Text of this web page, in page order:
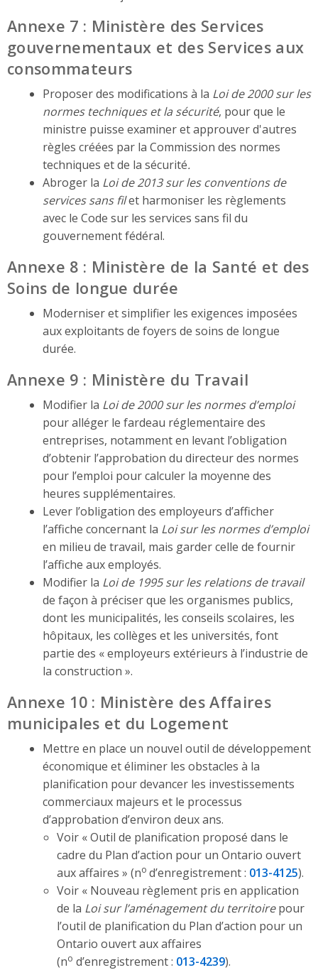
Annexe 7 : Ministère des Services
gouvernementaux et des Services aux
consommateurs
Proposer des modifications à la Loi de 2000 sur les
normes techniques et la sécurité, pour que le
ministre puisse examiner et approuver d'autres
règles créées par la Commission des normes
techniques et de la sécurité.
Abroger la Loi de 2013 sur les conventions de
services sans filet harmoniser les règlements
avec le Code sur les services sans fil du
gouvernement fédéral.
Annexe 8 : Ministère de la Santé et des
Soins de longue durée
Moderniser et simplifier les exigences imposées
aux exploitants de foyers de soins de longue
durée.
Annexe 9 : Ministère du Travail
Modifier la Loi de 2000 sur les normes d’emploi
pour alléger le fardeau réglementaire des
entreprises, notamment en levant l’obligation
d’obtenir l’approbation du directeur des normes
pour l’emploi pour calculer la moyenne des
heures supplémentaires.
Lever l’obligation des employeurs d’afficher
l’affiche concernant la Loi sur les normes d’emploi
en milieu de travail, mais garder celle de fournir
l’affiche aux employés.
Modifier la Loi de 1995 sur les relations de travail
de façon à préciser que les organismes publics,
dont les municipalités, les conseils scolaires, les
hôpitaux, les collèges et les universités, font
partie des « employeurs extérieurs à l’industrie de
la construction ».
Annexe 10 : Ministère des Affaires
municipales et du Logement
Mettre en place un nouvel outil de développement
économique et éliminer les obstacles à la
planification pour devancer les investissements
commerciaux majeurs et le processus
d’approbation d’environ deux ans.
Voir « Outil de planification proposé dans le
cadre du Plan d’action pour un Ontario ouvert
aux affaires » (no d’enregistrement : 013-4125).
Voir « Nouveau règlement pris en application
de la Loi sur l’aménagement du territoirepour
l’outil de planification du Plan d’action pour un
Ontario ouvert aux affaires
(no d’enregistrement : 013-4239).